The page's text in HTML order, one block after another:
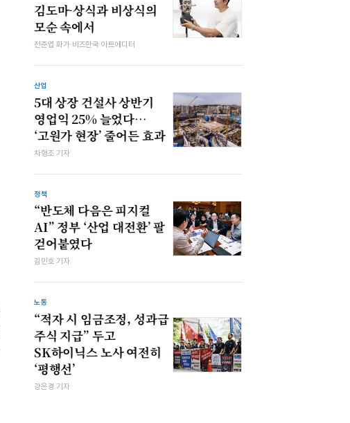
김도마-상식과 비상식의
모순 속에서
전준엽 화가·비즈한국 아트에디터
산업
5대 상장 건설사 상반기
영업익 25% 늘었다…
‘고원가 현장’ 줄어든 효과
차형조 기자
정책
“반도체 다음은 피지컬
AI” 정부 ‘산업 대전환’ 팔
걷어붙였다
김민호 기자
노동
“적자 시 임금조정, 성과급
주식 지급” 두고
SK하이닉스 노사 여전히
‘평행선’
강은경 기자